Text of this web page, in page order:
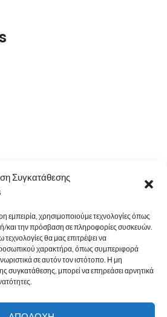
Συγκατάθεσης
εμπειρία, χρησιμοποιούμε τεχνολογίες όπως
και την πρόσβαση σε πληροφορίες συσκευών.
τεχνολογίες θα μας επιτρέψει να
χαρακτήρα, όπως συμπεριφορά
σε αυτόν τον ιστότοπο. Η μη
συγκατάθεσης, μπορεί να επηρεάσει αρνητικά
2022 CREATED BYOwlTech.